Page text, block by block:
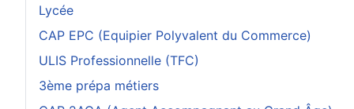
Lycée
CAP EPC (Equipier Polyvalent du Commerce)
ULIS Professionnelle (TFC)
3ème prépa métiers